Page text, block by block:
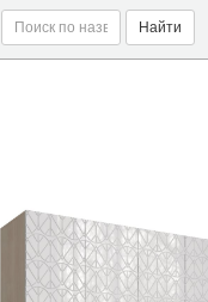
Найти